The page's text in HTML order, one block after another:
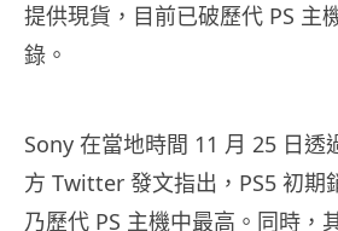
提供現貨，目前已破歷代 PS 主
錄。
Sony 在當地時間 11 月 25 日
方 Twitter 發文指出，PS5 初期
乃歷代 PS 主機中最高。同時，